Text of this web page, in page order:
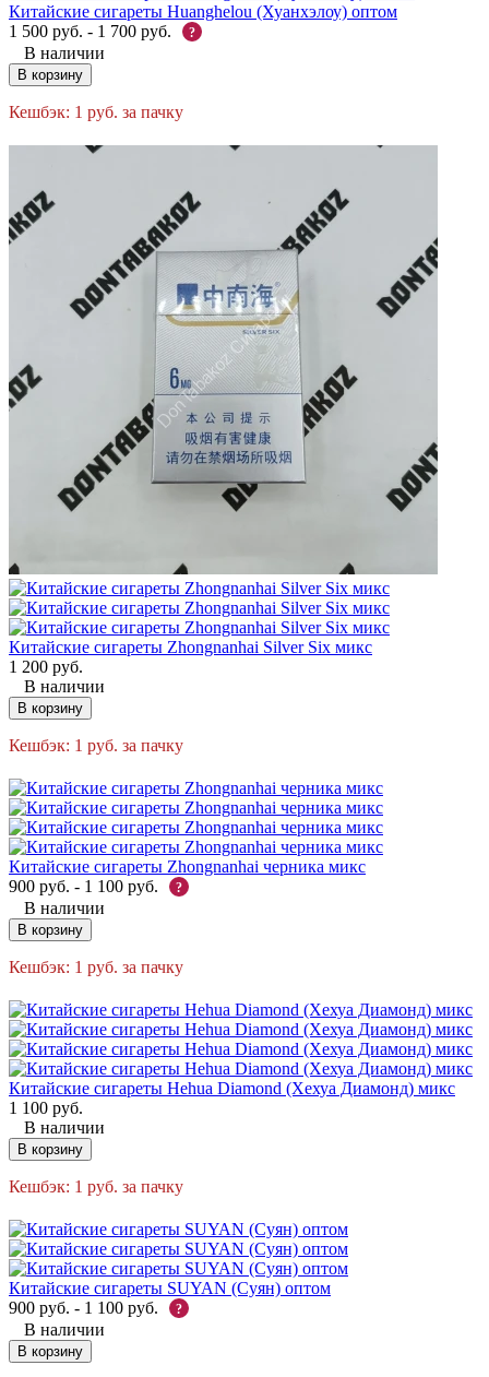
Китайские сигареты Huanghelou (Хуанхэлоу) оптом
1 500 руб. - 1 700 руб. ?
В наличии
В корзину
Кешбэк: 1 руб. за пачку
Китайские сигареты Zhongnanhai Silver Six микс
1 200 руб.
В наличии
В корзину
Кешбэк: 1 руб. за пачку
Китайские сигареты Zhongnanhai черника микс
900 руб. - 1 100 руб. ?
В наличии
В корзину
Кешбэк: 1 руб. за пачку
Китайские сигареты Hehua Diamond (Хехуа Диамонд) микс
1 100 руб.
В наличии
В корзину
Кешбэк: 1 руб. за пачку
Китайские сигареты SUYAN (Суян) оптом
900 руб. - 1 100 руб. ?
В наличии
В корзину